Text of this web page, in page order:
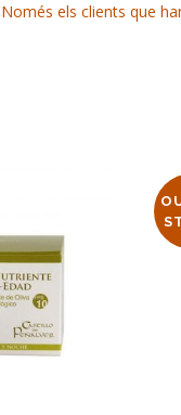
Només els clients que